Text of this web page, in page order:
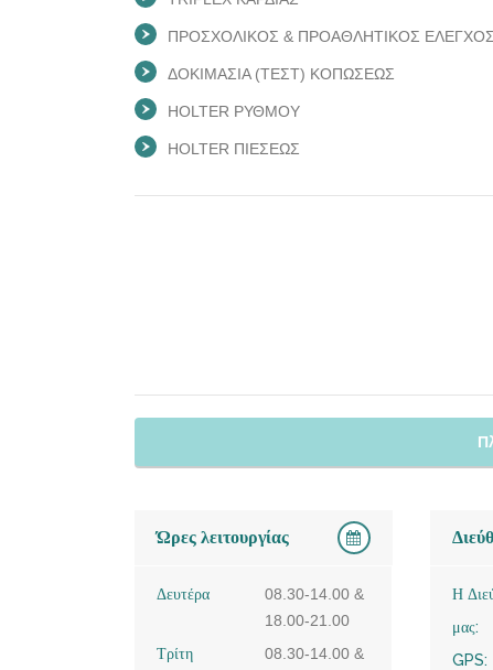
ΠΡΟΣΧΟΛΙΚΟΣ & ΠΡΟΑΘΛΗΤΙΚΟΣ ΕΛΕΓΧΟΣ
ΔΟΚΙΜΑΣΙΑ (ΤΕΣΤ) ΚΟΠΩΣΕΩΣ
HOLTER ΡΥΘΜΟΥ
HOLTER ΠΙΕΣΕΩΣ
Ώρες λειτουργίας
Δευτέρα
08.30-14.00 &
18.00-21.00
Τρίτη
08.30-14.00 &
Η
μας:
GPS: